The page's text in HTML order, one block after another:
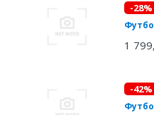
-28%
1
-42%